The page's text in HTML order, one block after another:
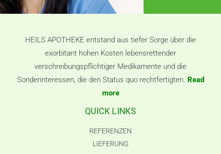
HEILS APOTHEKE entstand aus tiefer Sorge über die
exorbitant hohen Kosten lebensrettender
verschreibungspflichtiger Medikamente und die
Sonderinteressen, die den Status quo rechtfertigten. Read
more
QUICK LINKS
REFERENZEN
LIEFERUNG